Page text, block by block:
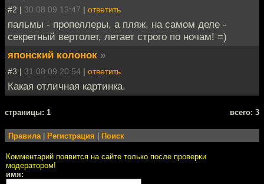
#2 | 30.08.09 13:47 | ответить
пальмы - пропеллеры, а пляж, на самом деле -
секретный вертолет, летает строго по ночам! =)
японский колонок »
#3 | 31.08.09 20:54 | ответить
Какая отличная картинка.
cтраницы: 1 всего: 3
Правила Регистрация Поиск
Комментарий появится на сайте только после проверки
модератором!
имя: